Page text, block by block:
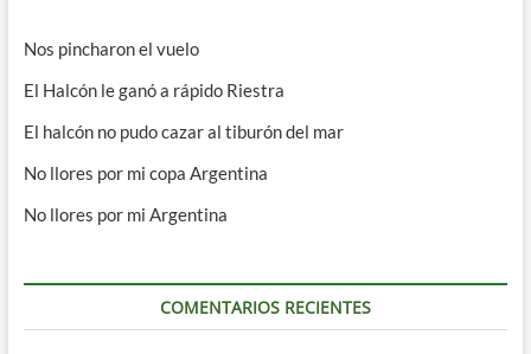
Nos pincharon el vuelo
El Halcón le ganó a rápido Riestra
El halcón no pudo cazar al tiburón del mar
No llores por mi copa Argentina
No llores por mi Argentina
COMENTARIOS RECIENTES